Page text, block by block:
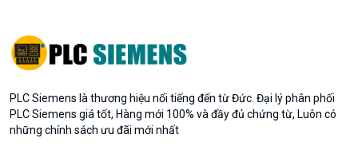
PLC Siemens là thương hiệu nổi tiếng đến từ Đức. Đại lý phân phối
PLC Siemens giá tốt, Hàng mới 100% và đầy đủ chứng từ, Luôn có
những chính sách ưu đãi mới nhất